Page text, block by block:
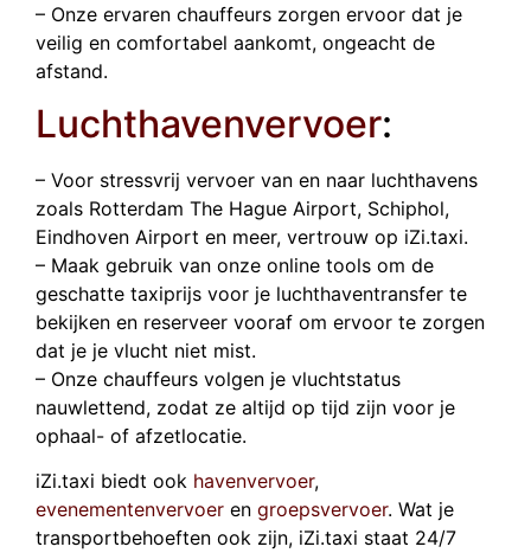
– Onze ervaren chauffeurs zorgen ervoor dat je
veilig en comfortabel aankomt, ongeacht de
afstand.
Luchthavenvervoer:
– Voor stressvrij vervoer van en naar luchthavens
zoals Rotterdam The Hague Airport, Schiphol,
Eindhoven Airport en meer, vertrouw op iZi.taxi.
– Maak gebruik van onze online tools om de
geschatte taxiprijs voor je luchthaventransfer te
bekijken en reserveer vooraf om ervoor te zorgen
dat je je vlucht niet mist.
– Onze chauffeurs volgen je vluchtstatus
nauwlettend, zodat ze altijd op tijd zijn voor je
ophaal- of afzetlocatie.
iZi.taxi biedt ook havenvervoer,
evenementenvervoer en groepsvervoer. Wat je
transportbehoeften ook zijn, iZi.taxi staat 24/7